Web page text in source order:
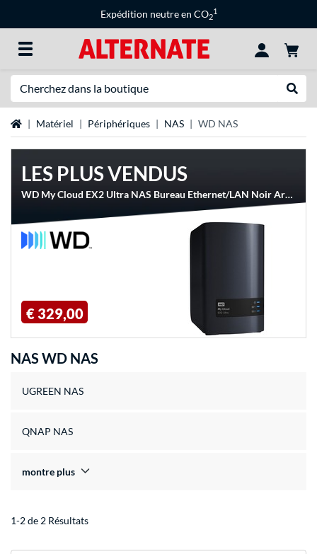
Expédition neutre en CO2
1
Page d'accueil
Matériel Périphériques NAS WD NAS
LES PLUS VENDUS
WD My Cloud EX2 Ultra NAS Bureau Ethernet/LAN Noir Armada 385
€ 329,00
NAS WD NAS
UGREEN NAS
QNAP NAS
montre plus
1-2 de 2 Résultats